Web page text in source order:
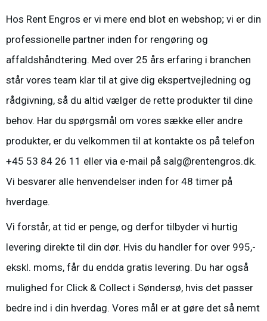
Hos Rent Engros er vi mere end blot en webshop; vi er din
professionelle partner inden for rengøring og
affaldshåndtering. Med over 25 års erfaring i branchen
står vores team klar til at give dig ekspertvejledning og
rådgivning, så du altid vælger de rette produkter til dine
behov. Har du spørgsmål om vores sække eller andre
produkter, er du velkommen til at kontakte os på telefon
+45 53 84 26 11 eller via e-mail på salg@rentengros.dk.
Vi besvarer alle henvendelser inden for 48 timer på
hverdage.
Vi forstår, at tid er penge, og derfor tilbyder vi hurtig
levering direkte til din dør. Hvis du handler for over 995,-
ekskl. moms, får du endda gratis levering. Du har også
mulighed for Click & Collect i Søndersø, hvis det passer
bedre ind i din hverdag. Vores mål er at gøre det så nemt